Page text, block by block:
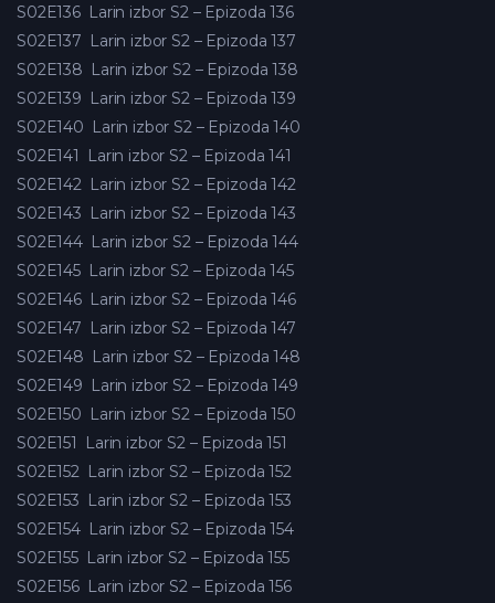
S02E136 Larin izbor S2 – Epizoda 136
S02E137 Larin izbor S2 – Epizoda 137
S02E138 Larin izbor S2 – Epizoda 138
S02E139 Larin izbor S2 – Epizoda 139
S02E140 Larin izbor S2 – Epizoda 140
S02E141
Larin izbor S2 – Epizoda 141
S02E142 Larin izbor S2 – Epizoda 142
S02E143 Larin izbor S2 – Epizoda 143
S02E144 Larin izbor S2 – Epizoda 144
S02E145 Larin izbor S2 – Epizoda 145
S02E146 Larin izbor S2 – Epizoda 146
S02E147 Larin izbor S2 – Epizoda 147
S02E148 Larin izbor S2 – Epizoda 148
S02E149 Larin izbor S2 – Epizoda 149
S02E150 Larin izbor S2 – Epizoda 150
S02E151
Larin izbor S2 – Epizoda 151
S02E152 Larin izbor S2 – Epizoda 152
S02E153 Larin izbor S2 – Epizoda 153
S02E154 Larin izbor S2 – Epizoda 154
S02E155 Larin izbor S2 – Epizoda 155
S02E156 Larin izbor S2 – Epizoda 156